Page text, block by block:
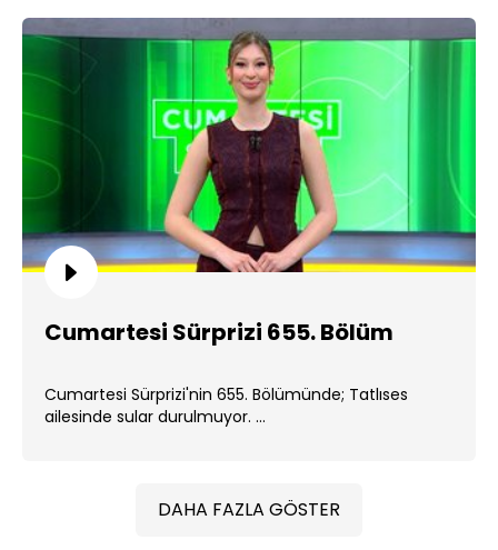
Cumartesi Sürprizi 655. Bölüm
Cumartesi Sürprizi'nin 655. Bölümünde; Tatlıses
ailesinde sular durulmuyor. ...
DAHA FAZLA GÖSTER